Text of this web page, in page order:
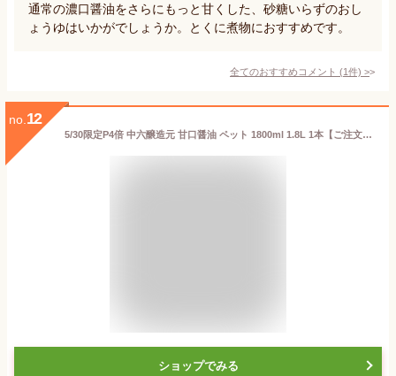
通常の濃口醤油をさらにもっと甘くした、砂糖いらずのおし
ょうゆはいかがでしょうか。とくに煮物におすすめです。
全てのおすすめコメント (1件) >
no. 12
5/30限定P4倍 中六醸造元 甘口醤油 ペット 1800ml 1.8L 1本【ご注文は12本まで同梱可能】
ショップでみる